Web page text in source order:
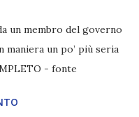
un membro del governo
un po’ più seria
- fonte